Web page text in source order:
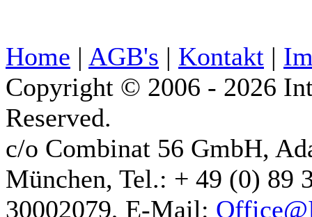
Home | AGB's | Kontakt |
Copyright © 2006 - 2026
Reserved.
c/o Combinat 56 GmbH,
München, Tel.: + 49 (0) 89
30002079, E-Mail: